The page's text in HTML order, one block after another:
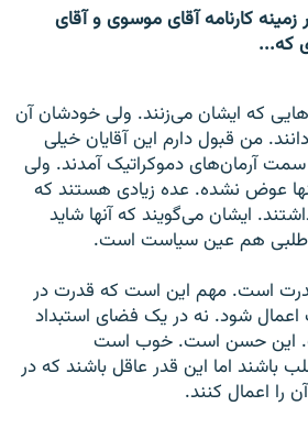
زمینه کارنامه آقای موسوی و آقای
که...
که ایشان می‌زنند. ولی خودشان آن
من قبول دارم این آقایان خیلی
آرمان‌های دموکراتیک آمدند. ولی
عوض نشده. عده زیادی هستند که
ایشان می‌گویند که آنها شاید
هم عین سیاست است.
است. مهم این است که قدرت در
شود. نه در یک فضای استبداد
این حسن است. خوب است
باشند اما این قدر عاقل باشند که در
را اعمال کنند.